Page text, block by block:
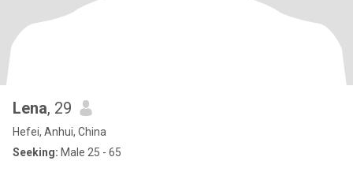
Lena, 29
Hefei, Anhui, China
Seeking: Male 25 - 65